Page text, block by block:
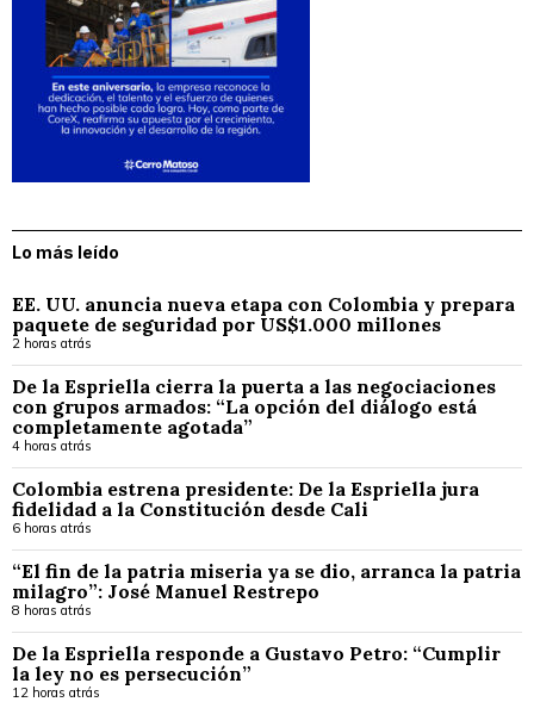
Lo más leído
EE. UU. anuncia nueva etapa con Colombia y prepara
paquete de seguridad por US$1.000 millones
2 horas atrás
De la Espriella cierra la puerta a las negociaciones
con grupos armados: “La opción del diálogo está
completamente agotada”
4 horas atrás
Colombia estrena presidente: De la Espriella jura
fidelidad a la Constitución desde Cali
6 horas atrás
“El fin de la patria miseria ya se dio, arranca la patria
milagro”: José Manuel Restrepo
8 horas atrás
De la Espriella responde a Gustavo Petro: “Cumplir
la ley no es persecución”
12 horas atrás